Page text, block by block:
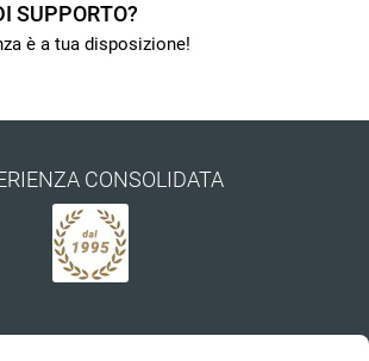
SUPPORTO?
è a tua disposizione!
CONSOLIDATA